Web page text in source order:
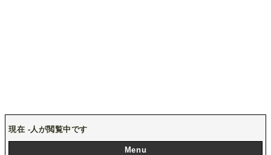
現在 - 人が閲覧中です
Menu